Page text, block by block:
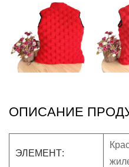
ОПИСАНИЕ
ЭЛЕМЕНТ: